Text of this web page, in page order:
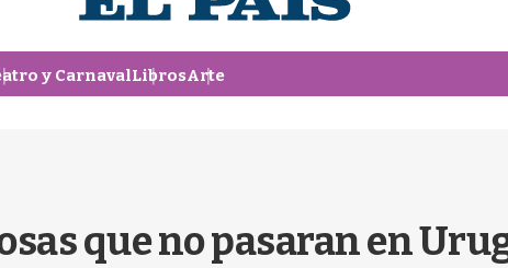
y CarnavalLibrosArte
que no pasaran en